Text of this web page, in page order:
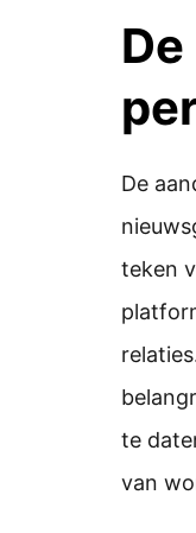
De
teken
te
van